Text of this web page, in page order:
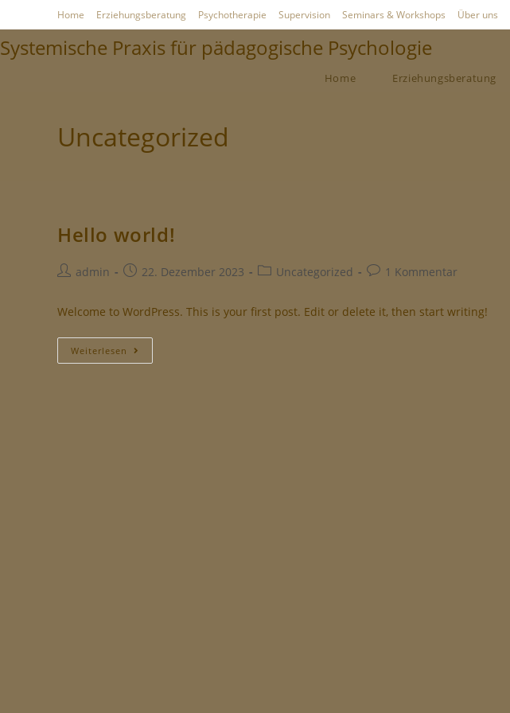
Home Erziehungsberatung Psychotherapie Supervision Seminars & Workshops Über uns
Systemische Praxis für pädagogische Psychologie
Home Erziehungsberatung
Uncategorized
Hello world!
admin 22. Dezember 2023 Uncategorized 1 Kommentar
Welcome to WordPress. This is your first post. Edit or delete it, then start writing!
Weiterlesen